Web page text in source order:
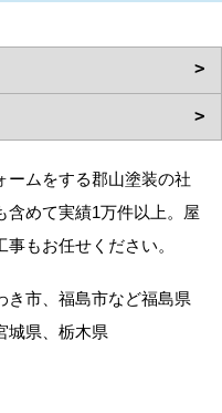
ームをする郡山塗装の社
含めて実績1万件以上。屋
もお任せください。
き市、福島市など福島県
城県、栃木県